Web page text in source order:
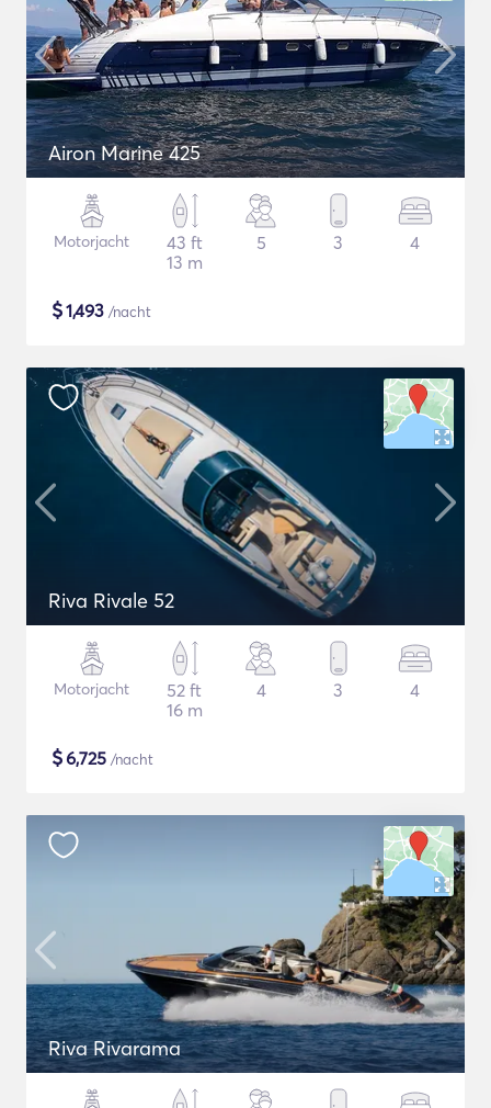
Airon Marine 425
Motorjacht
43 ft
13 m
5 3 4
$1,493 /nacht
Riva Rivale 52
Motorjacht
52 ft
16 m
4 3 4
$6,725 /nacht
Riva Rivarama